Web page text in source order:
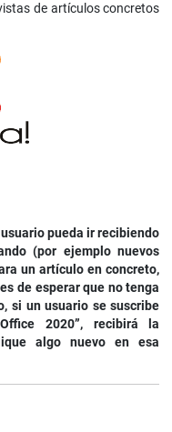
de artículos concretos
pueda ir recibiendo
(por ejemplo nuevos
un artículo en concreto,
de esperar que no tenga
si un usuario se suscribe
2020”, recibirá la
algo nuevo en esa